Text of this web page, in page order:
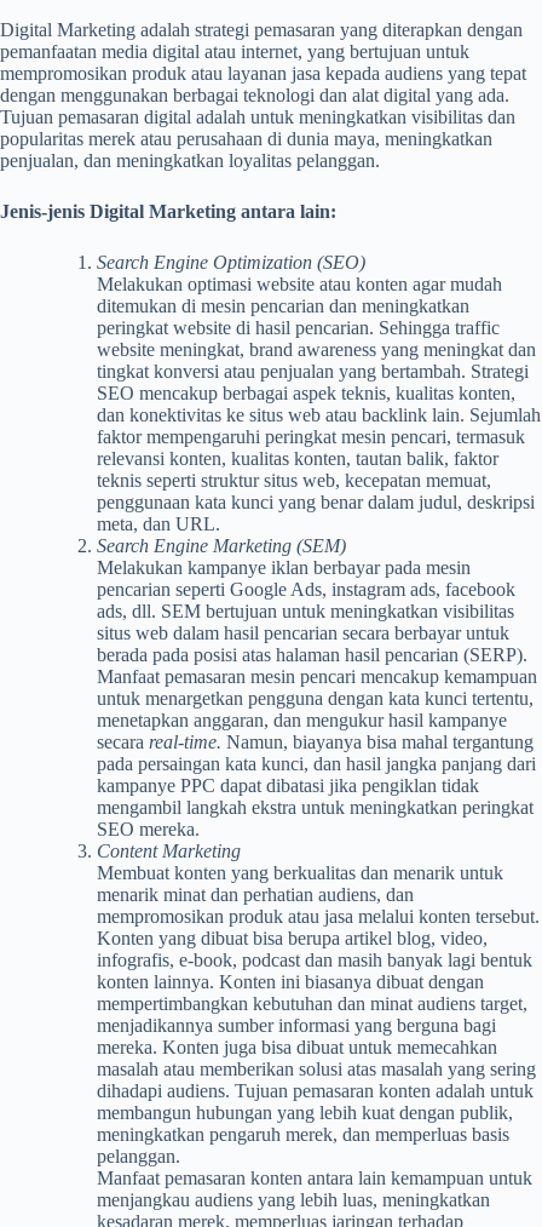
Digital Marketing adalah strategi pemasaran yang diterapkan dengan
pemanfaatan media digital atau internet, yang bertujuan untuk
mempromosikan produk atau layanan jasa kepada audiens yang tepat
dengan menggunakan berbagai teknologi dan alat digital yang ada.
Tujuan pemasaran digital adalah untuk meningkatkan visibilitas dan
popularitas merek atau perusahaan di dunia maya, meningkatkan
penjualan, dan meningkatkan loyalitas pelanggan.
Jenis-jenis Digital Marketing antara lain:
Search Engine Optimization (SEO)
Melakukan optimasi website atau konten agar mudah
ditemukan di mesin pencarian dan meningkatkan
peringkat website di hasil pencarian. Sehingga traffic
website meningkat, brand awareness yang meningkat dan
tingkat konversi atau penjualan yang bertambah. Strategi
SEO mencakup berbagai aspek teknis, kualitas konten,
dan konektivitas ke situs web atau backlink lain. Sejumlah
faktor mempengaruhi peringkat mesin pencari, termasuk
relevansi konten, kualitas konten, tautan balik, faktor
teknis seperti struktur situs web, kecepatan memuat,
penggunaan kata kunci yang benar dalam judul, deskripsi
meta, dan URL.
Search Engine Marketing (SEM)
Melakukan kampanye iklan berbayar pada mesin
pencarian seperti Google Ads, instagram ads, facebook
ads, dll. SEM bertujuan untuk meningkatkan visibilitas
situs web dalam hasil pencarian secara berbayar untuk
berada pada posisi atas halaman hasil pencarian (SERP).
Manfaat pemasaran mesin pencari mencakup kemampuan
untuk menargetkan pengguna dengan kata kunci tertentu,
menetapkan anggaran, dan mengukur hasil kampanye
secara real-time. Namun, biayanya bisa mahal tergantung
pada persaingan kata kunci, dan hasil jangka panjang dari
kampanye PPC dapat dibatasi jika pengiklan tidak
mengambil langkah ekstra untuk meningkatkan peringkat
SEO mereka.
Content Marketing
Membuat konten yang berkualitas dan menarik untuk
menarik minat dan perhatian audiens, dan
mempromosikan produk atau jasa melalui konten tersebut.
Konten yang dibuat bisa berupa artikel blog, video,
infografis, e-book, podcast dan masih banyak lagi bentuk
konten lainnya. Konten ini biasanya dibuat dengan
mempertimbangkan kebutuhan dan minat audiens target,
menjadikannya sumber informasi yang berguna bagi
mereka. Konten juga bisa dibuat untuk memecahkan
masalah atau memberikan solusi atas masalah yang sering
dihadapi audiens. Tujuan pemasaran konten adalah untuk
membangun hubungan yang lebih kuat dengan publik,
meningkatkan pengaruh merek, dan memperluas basis
pelanggan.
Manfaat pemasaran konten antara lain kemampuan untuk
menjangkau audiens yang lebih luas, meningkatkan
kesadaran merek, memperluas jaringan terhadap